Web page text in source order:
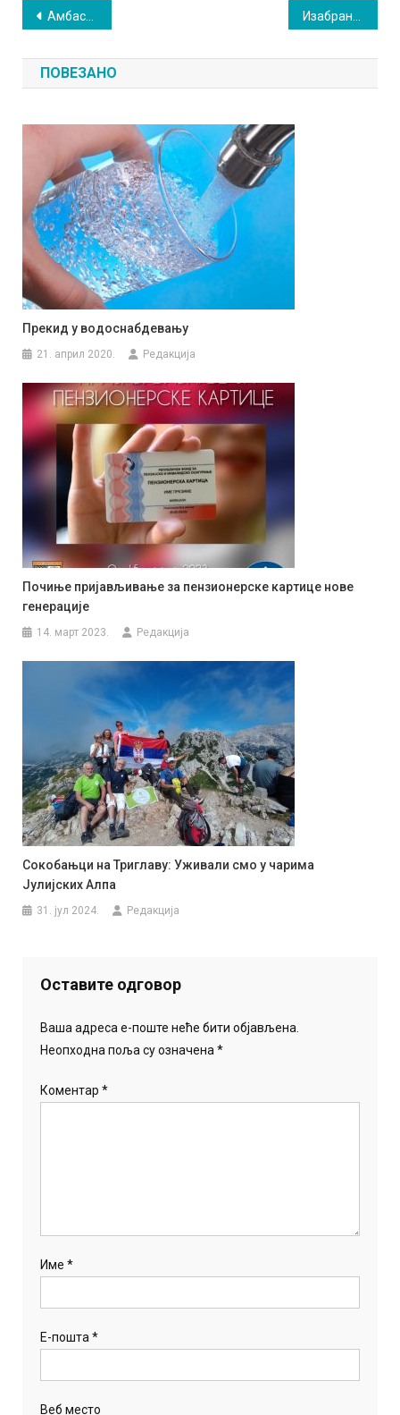
Кретање
чланка
Амбасадор Европске уније обишао Амам и разговарао са учесницима „Еразмус плусˮ програма
ПОВЕЗАНО
Прекид у водоснабдевању
21. април 2020. Редакција
Почиње пријављивање за пензионерске картице нове
генерације
14. март 2023. Редакција
Сокобањци на Триглаву: Уживали смо у чарима
Јулијских Алпа
31. јул 2024. Редакција
Оставите одговор
Ваша адреса е-поште неће бити објављена.
Неопходна поља су означена*
Коментар*
Име*
Е-пошта*
Веб место